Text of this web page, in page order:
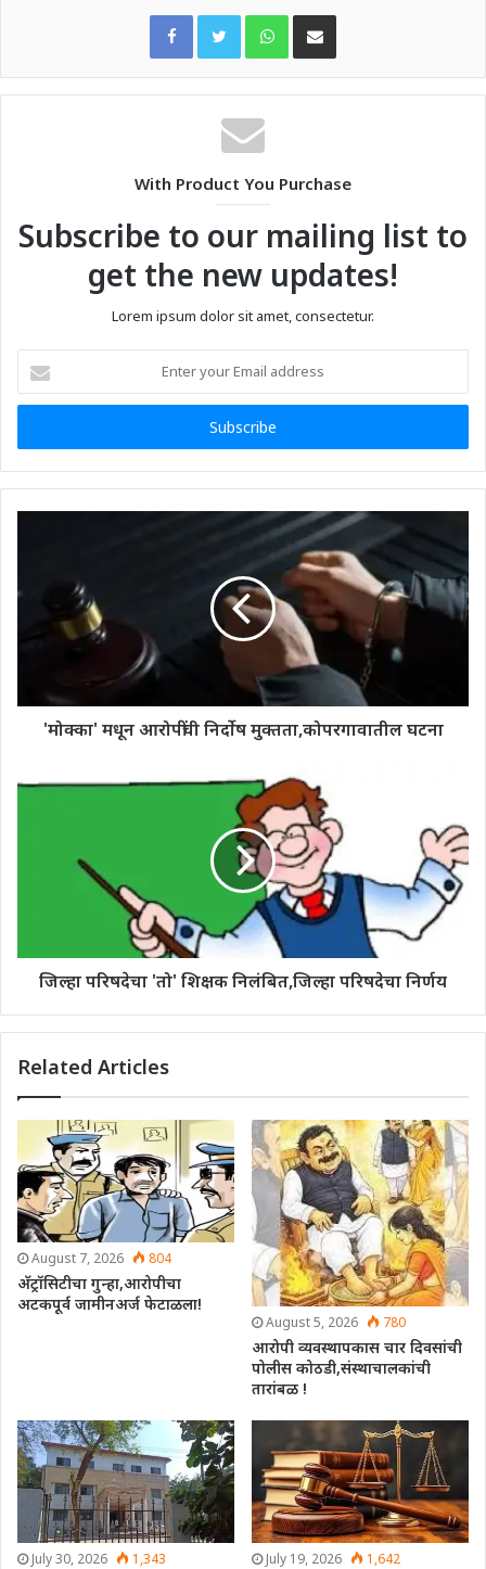
WhatsAppShare via Email
With Product You Purchase
Subscribe to our mailing list to
get the new updates!
Lorem ipsum dolor sit amet, consectetur.
your
Email
'मोक्का' मधून आरोपींची निर्दोष मुक्तता,कोपरगावातील घटना
जिल्हा परिषदेचा 'तो' शिक्षक निलंबित,जिल्हा परिषदेचा निर्णय
Related Articles
August 7, 2026 804
अ‍ॅट्रॉसिटीचा गुन्हा,आरोपीचा
अटकपूर्व जामीनअर्ज फेटाळला!
August 5, 2026 780
आरोपी व्यवस्थापकास चार दिवसांची
पोलीस कोठडी,संस्थाचालकांची
तारांबळ !
July 30, 2026 1,343 July 19, 2026 1,642